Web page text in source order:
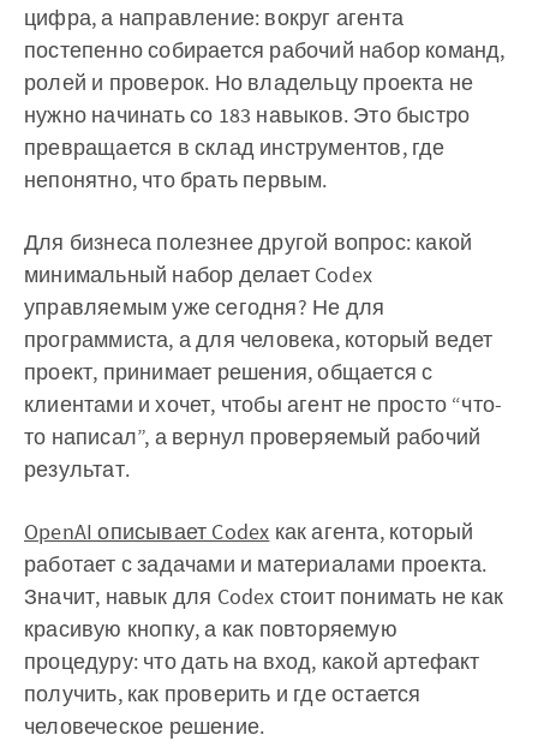
цифра, а направление: вокруг агента
постепенно собирается рабочий набор команд,
ролей и проверок. Но владельцу проекта не
нужно начинать со 183 навыков. Это быстро
превращается в склад инструментов, где
непонятно, что брать первым.
Для бизнеса полезнее другой вопрос: какой
минимальный набор делает Codex
управляемым уже сегодня? Не для
программиста, а для человека, который ведет
проект, принимает решения, общается с
клиентами и хочет, чтобы агент не просто “что-
то написал”, а вернул проверяемый рабочий
результат.
OpenAI описывает Codex как агента, который
работает с задачами и материалами проекта.
Значит, навык для Codex стоит понимать не как
красивую кнопку, а как повторяемую
процедуру: что дать на вход, какой артефакт
получить, как проверить и где остается
человеческое решение.